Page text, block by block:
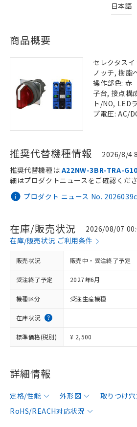
日本語
商品概要
セレクタス
ノッチ, 樹脂
操作部色: 赤
子台, 接点構
ト/NO, LED
プ電圧: AC/
推奨代替機種情報 2026/8/4
プロダクト ニュース No. 2026039c
推奨代替機種は A22NW-3BR-TRA-
細はプロダクトニュースをご確認くださ
在庫/販売状況
2026/08/07
在庫/販売状況 ご利用条件
販売状況 販売中・受注終了予定
受注終了予定 2027年6月
機種区分 受注生産機種
在庫状況
標準価格(税別) ¥ 2,500
詳細情報
定格/性能 外形図 取りつけ
RoHS/REACH対応状況